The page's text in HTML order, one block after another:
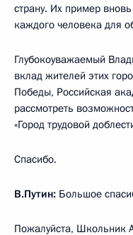
страну. Их пример
каждого человека для
Глубокоуважаемый
вклад жителей этих
Победы, Российская
рассмотреть
«Город трудовой
Спасибо.
В.Путин: Большое
Пожалуйста, Школьник